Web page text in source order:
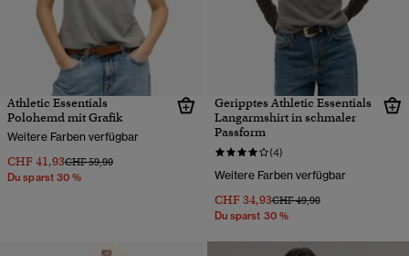
Athletic Essentials
Polohemd mit Grafik
Weitere Farben verfügbar
CHF 41,93Preis wurde reduziert von
CHF 59,90bis
Du sparst 30 %
Geripptes Athletic Essentials
Langarmshirt in schmaler
Passform
(4)
Weitere Farben verfügbar
CHF 34,93Preis wurde reduziert von
CHF 49,90bis
Du sparst 30 %